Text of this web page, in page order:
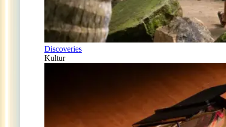
Discoveries
Kultur